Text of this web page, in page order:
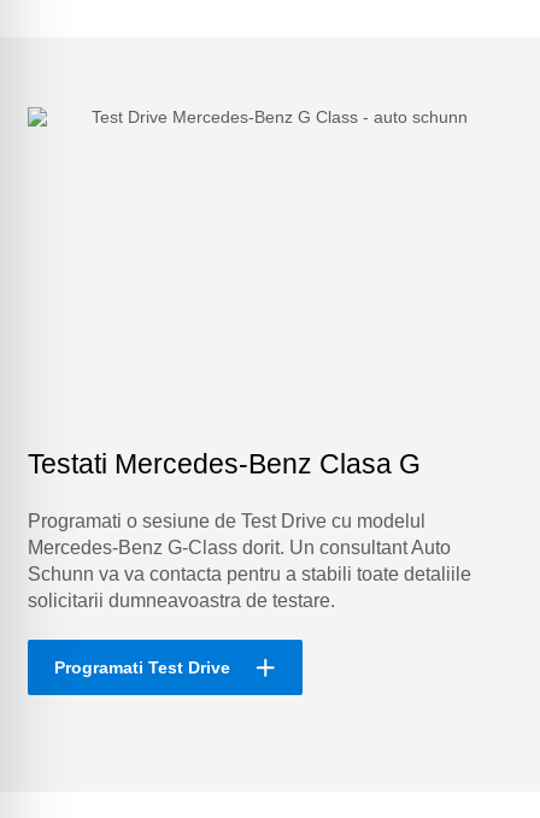
Testati Mercedes-Benz Clasa G
Programati o sesiune de Test Drive cu modelul
Mercedes-Benz G-Class dorit. Un consultant Auto
Schunn va va contacta pentru a stabili toate detaliile
solicitarii dumneavoastra de testare.
Programati Test Drive